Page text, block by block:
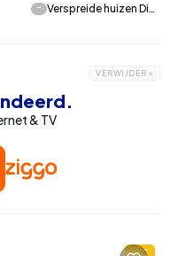
- Verspreide huizen Di…
VERWIJDER
& TV
C